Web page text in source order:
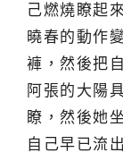
己燃燒瞭起
曉春的動作
褲，然後把
阿張的大陽
瞭，然後她
自己早已流